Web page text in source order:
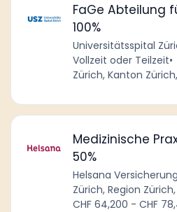
FaGe Abteilung
100%
Universitätsspital
Vollzeit oder Teilzeit•
Zürich, Kanton
Medizinische
50%
Helsana
Zürich, Region
CHF 64,200 - CHF